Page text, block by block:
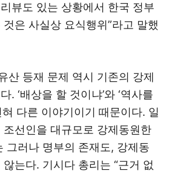
뷰도 있는 상황에서 한국 정부
은 사실상 요식행위”라고 말했
산 등재 문제 역시 기존의 강제
. ‘배상을 할 것이냐’와 ‘역사를
혀 다른 이야기이기 때문이다. 일
선인을 대규모로 강제동원한
그러나 명부의 존재도, 강제동
는다. 기시다 총리는 “근거 없